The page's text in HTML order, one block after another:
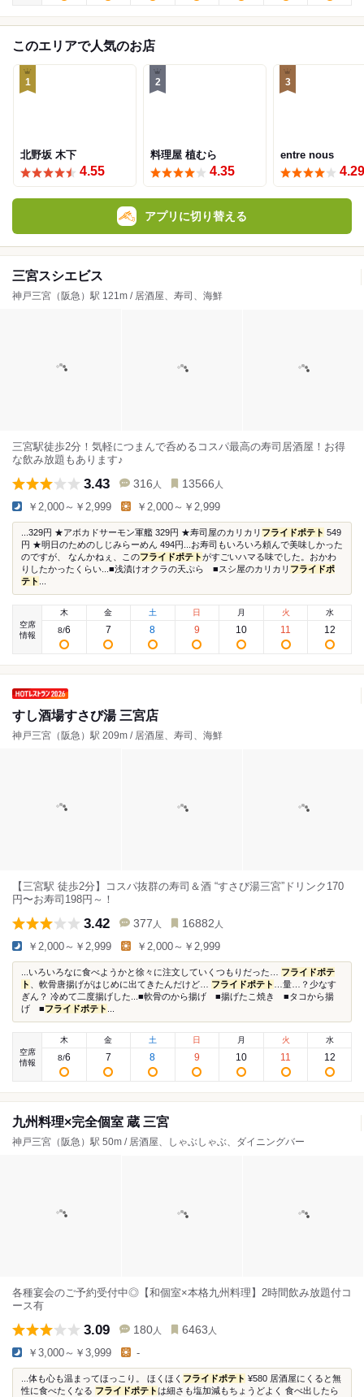
このエリアで人気のお店
1
北野坂 木下
4.55
2
料理屋 植むら
4.35
3
entre nous
4.29
アプリに切り替える
三宮スシエビス
神戸三宮（阪急）駅 121m / 居酒屋、寿司、海鮮
三宮駅徒歩2分！気軽につまんで呑めるコスパ最高の寿司居酒屋！お得
な飲み放題もあります♪
3.43 316 人 13566 人
￥2,000～￥2,999 ￥2,000～￥2,999
...329円 ★アボカドサーモン軍艦 329円 ★寿司屋のカリカリ フライドポテト 549
円 ★明日のためのしじみらーめん 494円...お寿司もいろいろ頼んで美味しかった
のですが、 なんかねぇ、このフライドポテトがすごいハマる味でした。おかわ
りしたかったくらい...■浅漬けオクラの天ぷら ■スシ屋のカリカリ フライドポ
テト
空席
情報
木
8/6
金
7
土
8
日
9
月
10
火
11
水
12
すし酒場すさび湯 三宮店
神戸三宮（阪急）駅 209m / 居酒屋、寿司、海鮮
【三宮駅 徒歩2分】コスパ抜群の寿司＆酒 “すさび湯三宮”ドリンク170
円〜お寿司198円～！
3.42 377 人 16882 人
￥2,000～￥2,999 ￥2,000～￥2,999
...いろいろなに食べようかと徐々に注文していくつもりだった… フライドポテ
ト
、軟骨唐揚げがはじめに出てきたんだけど… フライドポテト
…量…？少なす
ぎん？ 冷めて二度揚げした...■軟骨のから揚げ ■揚げたこ焼き ■タコから揚
げ ■フライドポテト
空席
情報
木
8/6
金
7
土
8
日
9
月
10
火
11
水
12
九州料理×完全個室 蔵 三宮
神戸三宮（阪急）駅 50m / 居酒屋、しゃぶしゃぶ、ダイニングバー
各種宴会のご予約受付中◎【和個室×本格九州料理】2時間飲み放題付コ
ース有
3.09 180 人 6463 人
￥3,000～￥3,999 -
...体も心も温まってほっこり。 ほくほく フライドポテト ¥580 居酒屋にくると無
性に食べたくなる フライドポテトは細さも塩加減もちょうどよく 食べ出したら